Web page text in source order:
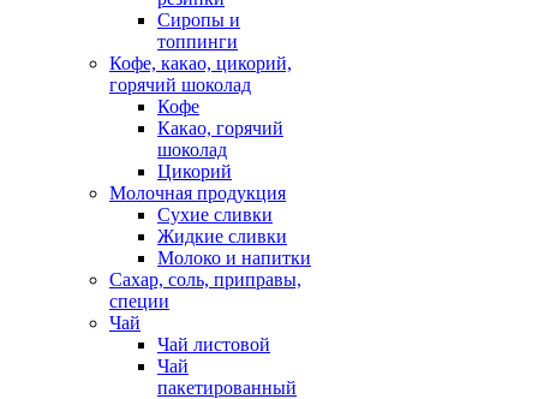
Сиропы и
топпинги
Кофе, какао, цикорий,
горячий шоколад
Кофе
Какао, горячий
шоколад
Цикорий
Молочная продукция
Сухие сливки
Жидкие сливки
Молоко и напитки
Сахар, соль, приправы,
специи
Чай
Чай листовой
Чай
пакетированный